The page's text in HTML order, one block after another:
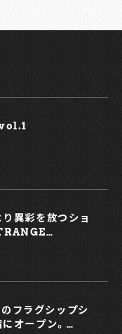
つ、私物アウトドア
眼に酔いしれてしま
く、
今っぽくてお気に入
れぞれ高いレベルで
材『GORE-TEX
ペックな機能性を叶
わせて衣服内の温度
などのアウトドア環
イダ
ラスブレイカー付き
シートカッターの安全
り異彩を放つショ
フラグシップシ
オープン。